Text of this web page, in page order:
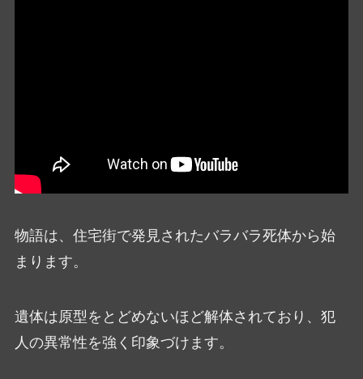
物語は、住宅街で発見されたバラバラ死体から始
まります。
遺体は原型をとどめないほど解体されており、犯
人の異常性を強く印象づけます。